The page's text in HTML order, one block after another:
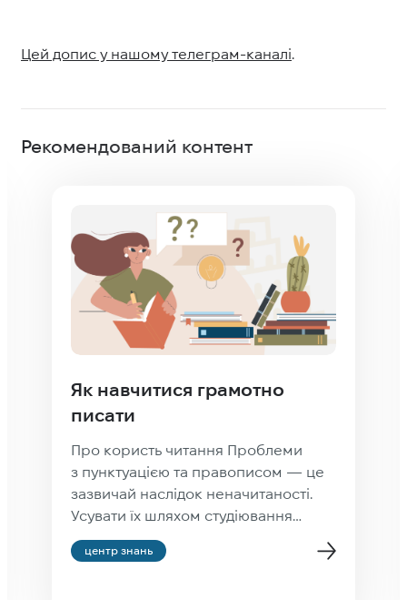
Цей допис у нашому телеграм-каналі.
Рекомендований контент
Як навчитися грамотно
писати
Про користь читання Проблеми
з пунктуацією та правописом — це
зазвичай наслідок неначитаності.
Усувати їх шляхом студіювання
правил правопису — усе одно що
набувати водійський досвід шляхом
центр знань